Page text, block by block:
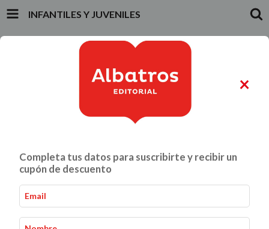
INFANTILES Y JUVENILES
PRODUCTOS
ALIMENTACIÓN Y GASTRONOMÍA
Infantiles y Juveniles
×
Completa tus datos para suscribirte y recibir un
cupón de descuento